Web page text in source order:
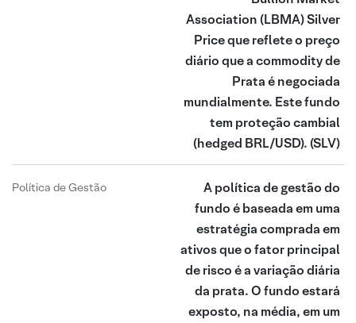
Association (LBMA) Silver
Price que reflete o preço
diário que a commodity de
Prata é negociada
mundialmente. Este fundo
tem proteção cambial
(hedged BRL/USD). (SLV)
Política de Gestão
A política de gestão do
fundo é baseada em uma
estratégia comprada em
ativos que o fator principal
de risco é a variação diária
da prata. O fundo estará
exposto, na média, em um